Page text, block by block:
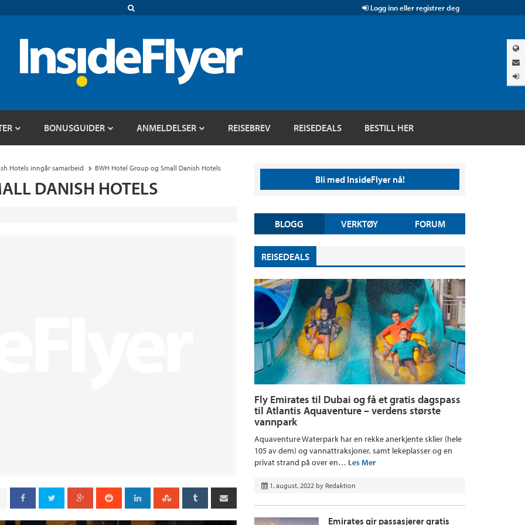
Logg inn eller registrer deg
BONUSGUIDER ANMELDELSER REISEBREV REISEDEALS BESTILL HER
Hotels inngår samarbeid BWH Hotel Group og Small Danish Hotels
DANISH HOTELS Bli med InsideFlyer nå!
BLOGG VERKTØY FORUM
REISEDEALS
Fly Emirates til Dubai og få et gratis dagspass
til Atlantis Aquaventure – verdens største
vannpark
Aquaventure Waterpark har en rekke anerkjente sklier (hele
105 av dem) og vannattraksjoner, samt lekeplasser og en
privat strand på over en… Les Mer
1. august, 2022 by Redaktion
Emirates gir passasjerer gratis